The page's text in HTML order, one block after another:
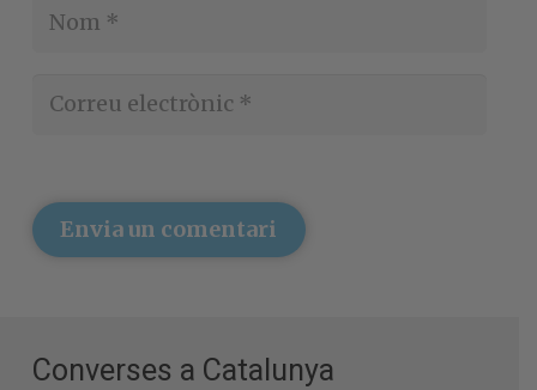
Envia un comentari
Converses a Catalunya